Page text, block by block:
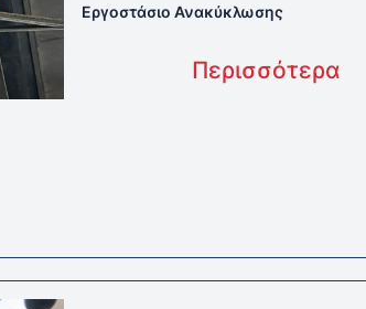
Εργοστάσιο Ανακύκλωσης
Περισσότερα